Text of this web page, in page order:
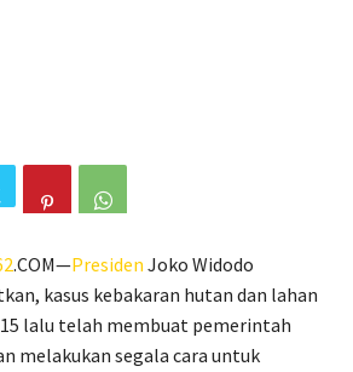
.COM—Presiden Joko Widodo
kasus kebakaran hutan dan lahan
lalu telah membuat pemerintah
melakukan segala cara untuk